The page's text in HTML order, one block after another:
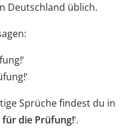
Deutschland üblich.
Sprüche findest du in
für die Prüfung!‘.